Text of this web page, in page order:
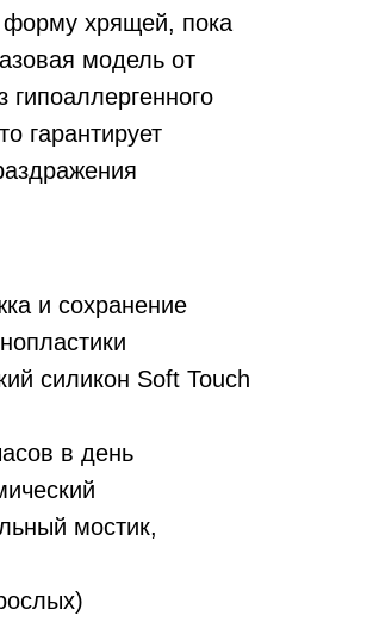
хрящей, пока
модель от
гипоаллергенного
гарантирует
и сохранение
силикон Soft Touch
в день
мостик,